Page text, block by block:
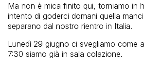
Ma non è mica finito qui, torniamo in
intento di goderci domani quella
separano dal nostro rientro in Italia.
Lunedì 29 giugno ci svegliamo come
7:30 siamo già in sala colazione.